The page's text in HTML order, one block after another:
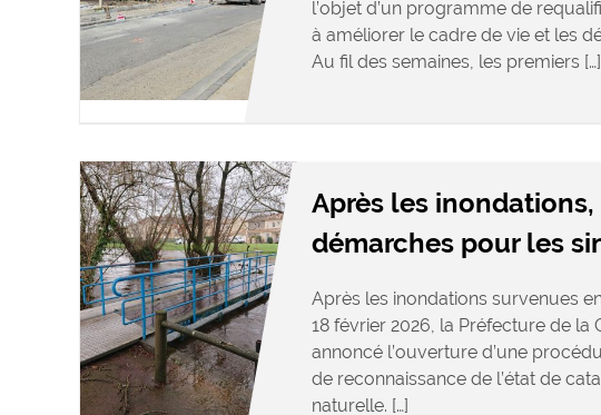
l’objet d’un programme de
à améliorer le cadre de vie et les
Au fil des semaines, les premiers […]
Après les
démarches pour les
Après les inondations survenues
18 février 2026, la Préfecture de la
annoncé l’ouverture d’une
de reconnaissance de l’état de
naturelle. […]